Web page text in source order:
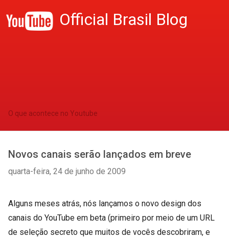
Official Brasil Blog
O que acontece no Youtube
Novos canais serão lançados em breve
quarta-feira, 24 de junho de 2009
Alguns meses atrás, nós lançamos o novo design dos
canais do YouTube em beta (primeiro por meio de um URL
de seleção secreto que muitos de vocês descobriram, e